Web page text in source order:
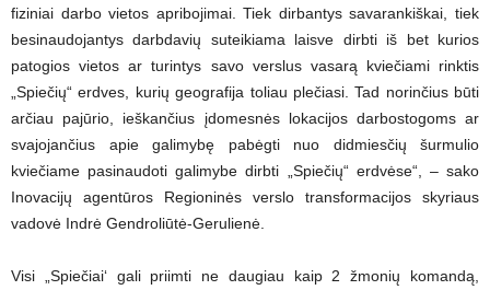
fiziniai darbo vietos apribojimai. Tiek dirbantys savarankiškai, tiek
besinaudojantys darbdavių suteikiama laisve dirbti iš bet kurios
patogios vietos ar turintys savo verslus vasarą kviečiami rinktis
„Spiečių“ erdves, kurių geografija toliau plečiasi. Tad norinčius būti
arčiau pajūrio, ieškančius įdomesnės lokacijos darbostogoms ar
svajojančius apie galimybę pabėgti nuo didmiesčių šurmulio
kviečiame pasinaudoti galimybe dirbti „Spiečių“ erdvėse“, – sako
Inovacijų agentūros Regioninės verslo transformacijos skyriaus
vadovė Indrė Gendroliūtė-Gerulienė.
Visi „Spiečiai‘ gali priimti ne daugiau kaip 2 žmonių komandą,